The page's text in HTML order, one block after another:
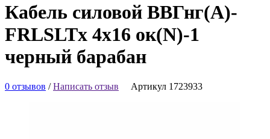
Кабель силовой ВВГнг(А)-
FRLSLTx 4х16 ок(N)-1
черный барабан
0 отзывов /Написать отзыв Артикул 1723933